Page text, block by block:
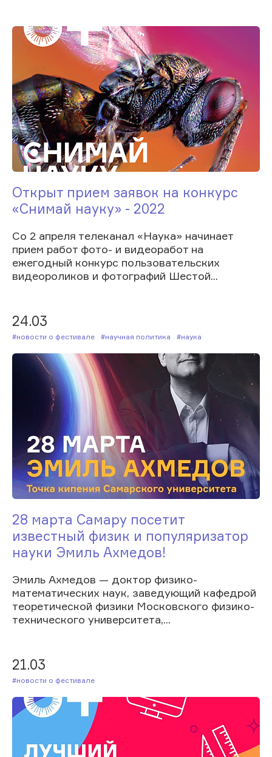
Открыт прием заявок на конкурс
«Снимай науку» - 2022
Со 2 апреля телеканал «Наука» начинает
прием работ фото- и видеоработ на
ежегодный конкурс пользовательских
видеороликов и фотографий Шестой...
24.03
#Новости о фестивале #Научная политика #Наука
28 марта Самару посетит
известный физик и популяризатор
науки Эмиль Ахмедов!
Эмиль Ахмедов — доктор физико-
математических наук, заведующий кафедрой
теоретической физики Московского физико-
технического университета,...
21.03
#Новости о фестивале